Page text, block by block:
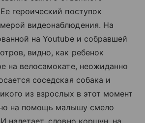
героический поступок
видеонаблюдения. На
на Youtube и собравшей
видно, как ребенок
на велосамокате, неожиданно
соседская собака и
из взрослых в этот момент
на помощь малышу смело
налетает, словно коршун, на